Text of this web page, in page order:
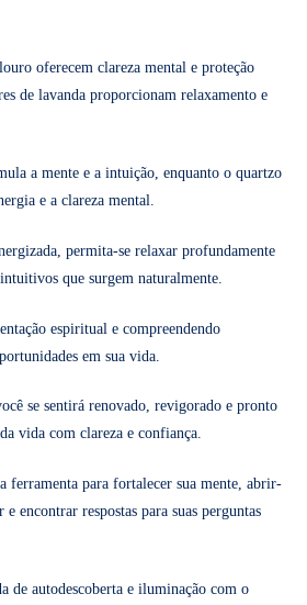
oferecem clareza mental e proteção
de lavanda proporcionam relaxamento e
a mente e a intuição, enquanto o quartzo
e a clareza mental.
permita-se relaxar profundamente
que surgem naturalmente.
espiritual e compreendendo
em sua vida.
se sentirá renovado, revigorado e pronto
vida com clareza e confiança.
ferramenta para fortalecer sua mente, abrir-
encontrar respostas para suas perguntas
de autodescoberta e iluminação com o